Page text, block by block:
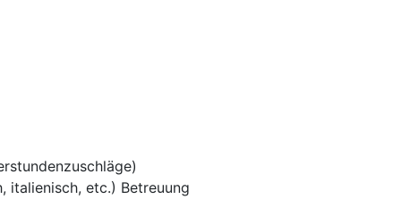
italienisch, etc.) Betreuung